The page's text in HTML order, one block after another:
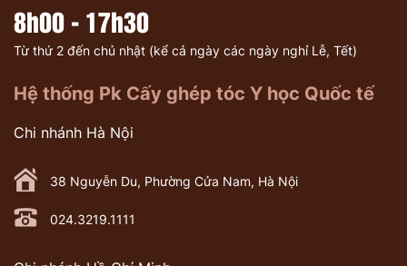
8h00 - 17h30
Từ thứ 2 đến chủ nhật (kể cả ngày các ngày nghỉ Lễ, Tết)
Hệ thống Pk Cấy ghép tóc Y học Quốc tế
Chi nhánh Hà Nội
38 Nguyễn Du, Phường Cửa Nam, Hà Nội
024.3219.1111